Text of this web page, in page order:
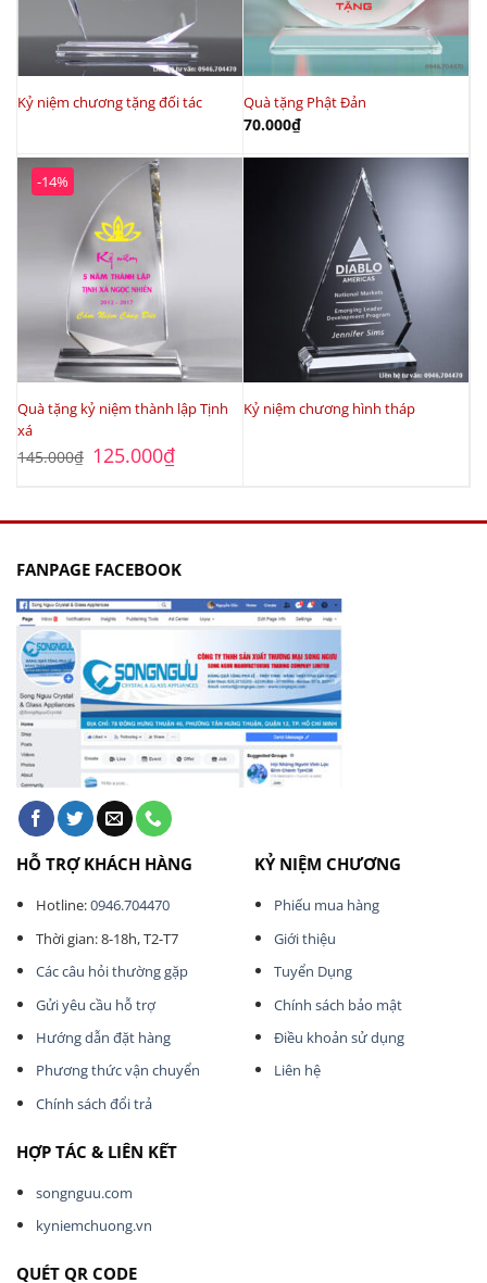
Kỷ niệm chương tặng đối tác Quà tặng Phật Đản
70.000₫
-14%
Quà tặng kỷ niệm thành lập Tịnh
xá
145.000₫ Giá
gốc
125.000₫Giá
Kỷ niệm chương hình tháp
FANPAGE FACEBOOK
HỖ TRỢ KHÁCH HÀNG
Hotline:0946.704470
Thời gian: 8-18h, T2-T7
Các câu hỏi thường gặp
Gửi yêu cầu hỗ trợ
Hướng dẫn đặt hàng
Phương thức vận chuyển
Chính sách đổi trả
KỶ NIỆM CHƯƠNG
Phiếu mua hàng
Giới thiệu
Tuyển Dụng
Chính sách bảo mật
Điều khoản sử dụng
Liên hệ
HỢP TÁC & LIÊN KẾT
songnguu.com
kyniemchuong.vn
QUÉT QR CODE